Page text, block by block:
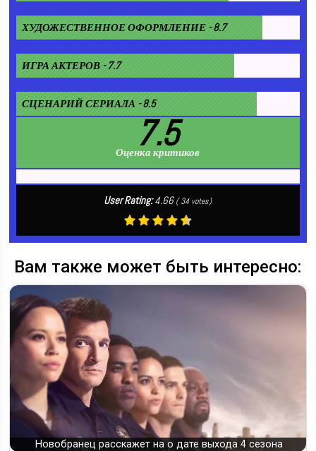
ХУДОЖЕСТВЕННОЕ ОФОРМЛЕНИЕ - 8.7
ИГРА АКТЕРОВ - 7.7
СЦЕНАРИЙ СЕРИАЛА - 8.5
7.5
Оценка критиков
User Rating:4.66 (34votes)
Вам также может быть интересно:
Новобранец расскажет на о дате выхода 4 сезона